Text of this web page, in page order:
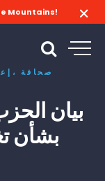
Mountains!
إعلام، صحافة
بيان
بشأن